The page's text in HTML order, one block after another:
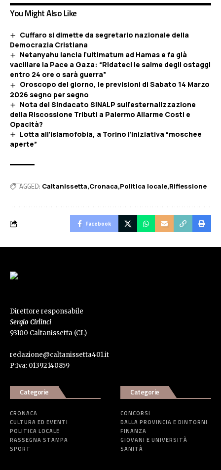
You Might Also Like
Cuffaro si dimette da segretario nazionale della
Democrazia Cristiana
Netanyahu lancia l’ultimatum ad Hamas e fa già
vacillare la Pace a Gaza: “Ridateci le salme degli ostaggi
entro 24 ore o sarà guerra”
Oroscopo del giorno, le previsioni di Sabato 14 Marzo
2026 segno per segno
Nota del Sindacato SINALP sull’esternalizzazione
della Riscossione Tributi a Palermo Allarme Costi e
Opacità?
Lotta all’islamofobia, a Torino l’iniziativa “moschee
aperte”
TAGGED: Caltanissetta Cronaca Politica locale Riflessione
Facebook
Direttore responsabile
Sergio Cirlinci
93100 Caltanissetta (CL)
redazione@caltanissetta401.it
P:Iva: 01392140859
Categorie
CRONACA
CULTURA ED EVENTI
POLITICA LOCALE
RASSEGNA STAMPA
SPORT
Categorie
CONCORSI
DALLA PROVINCIA E DINTORNI
FINANZA
GIOVANI E UNIVERSITÀ
SANITÀ